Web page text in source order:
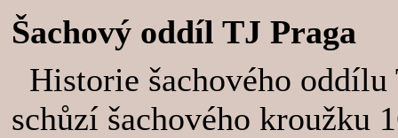
Šachový oddíl TJ Praga
Historie šachového
schůzí šachového kroužku